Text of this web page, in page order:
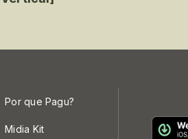
Por que Pagu?
Midia Kit